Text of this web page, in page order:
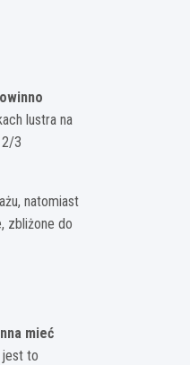
lustra na
2/3
natomiast
zbliżone do
mieć
jest to